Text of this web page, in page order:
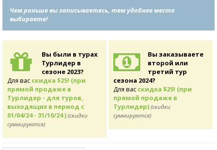
Чем раньше вы записываетесь, тем удобнее место
выбираете!
Вы были в турах
Турлидер в
сезоне 2023?
Для вас скидка $25! (при
прямой продаже в
Турлидер - для туров,
выходящих в период с
01/04/24 - 31/10/24 ) (скидки
суммируются)
Вы заказываете
второй или
третий тур
сезона 2024?
Для вас скидка $25! (при
прямой продаже в
Турлидер) (скидки
суммируются)